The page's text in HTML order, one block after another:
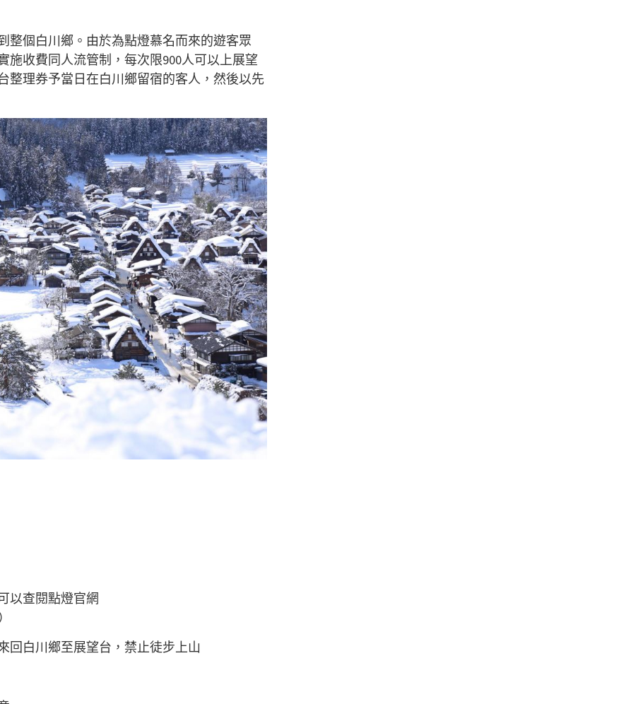
整個白川鄉。由於為點燈慕名而來的遊客眾
施收費同人流管制，每次限900人可以上展望
整理券予當日在白川鄉留宿的客人，然後以先
以查閱點燈官網
回白川鄉至展望台，禁止徒步上山